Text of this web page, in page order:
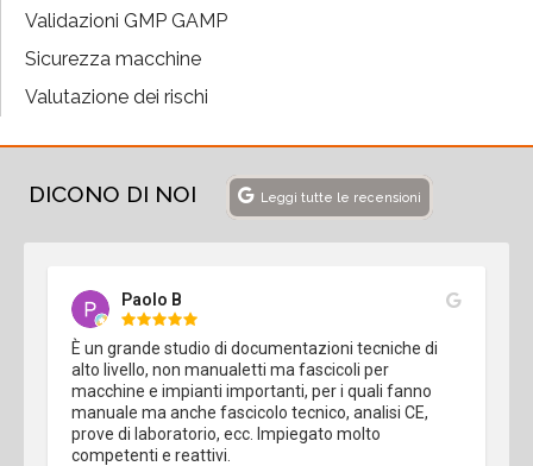
Validazioni GMP GAMP
Sicurezza macchine
Valutazione dei rischi
DICONO DI NOI Leggi tutte le recensioni
Paolo B
È un grande studio di documentazioni tecniche di
alto livello, non manualetti ma fascicoli per
macchine e impianti importanti, per i quali fanno
manuale ma anche fascicolo tecnico, analisi CE,
prove di laboratorio, ecc. Impiegato molto
competenti e reattivi.